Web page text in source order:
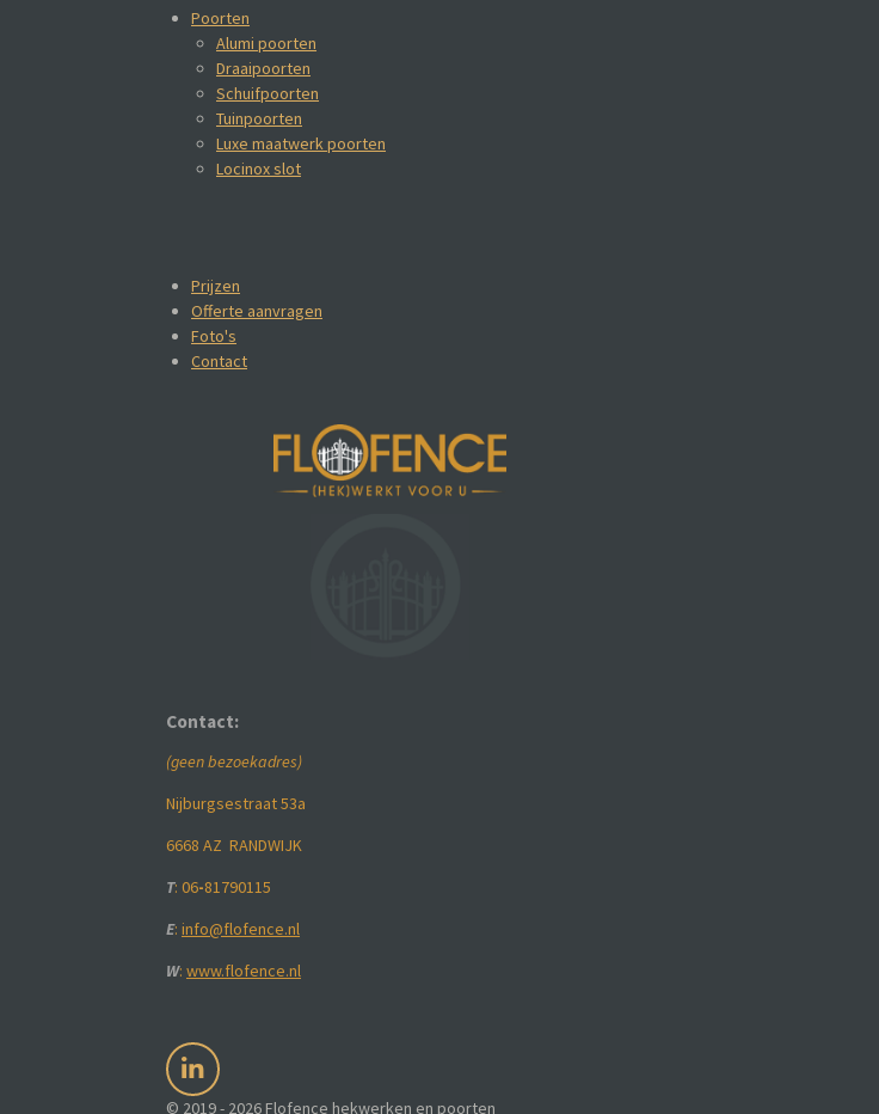
Poorten
Alumi poorten
Draaipoorten
Schuifpoorten
Tuinpoorten
Luxe maatwerk poorten
Locinox slot
Prijzen
Offerte aanvragen
Foto's
Contact
Contact:
(geen bezoekadres)
Nijburgsestraat 53a
6668 AZ RANDWIJK
T: 06-81790115
E: info@flofence.nl
W: www.flofence.nl
L
i
© 2019 - 2026 Flofence hekwerken en poorten